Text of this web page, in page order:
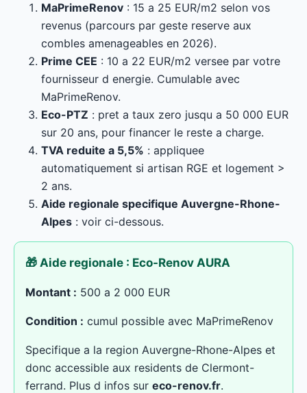
MaPrimeRenov : 15 a 25 EUR/m2 selon vos
revenus (parcours par geste reserve aux
combles amenageables en 2026).
Prime CEE : 10 a 22 EUR/m2 versee par votre
fournisseur d energie. Cumulable avec
MaPrimeRenov.
Eco-PTZ : pret a taux zero jusqu a 50 000 EUR
sur 20 ans, pour financer le reste a charge.
TVA reduite a 5,5% : appliquee
automatiquement si artisan RGE et logement >
2 ans.
Aide regionale specifique Auvergne-Rhone-
Alpes : voir ci-dessous.
🎁 Aide regionale : Eco-Renov AURA
Montant : 500 a 2 000 EUR
Condition : cumul possible avec MaPrimeRenov
Specifique a la region Auvergne-Rhone-Alpes et
donc accessible aux residents de Clermont-
ferrand. Plus d infos sur eco-renov.fr.